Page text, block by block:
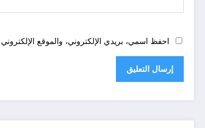
احفظ اسمي، بريدي الإلكتروني، والموقع